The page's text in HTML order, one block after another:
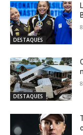
DESTAQUES
DESTAQUES